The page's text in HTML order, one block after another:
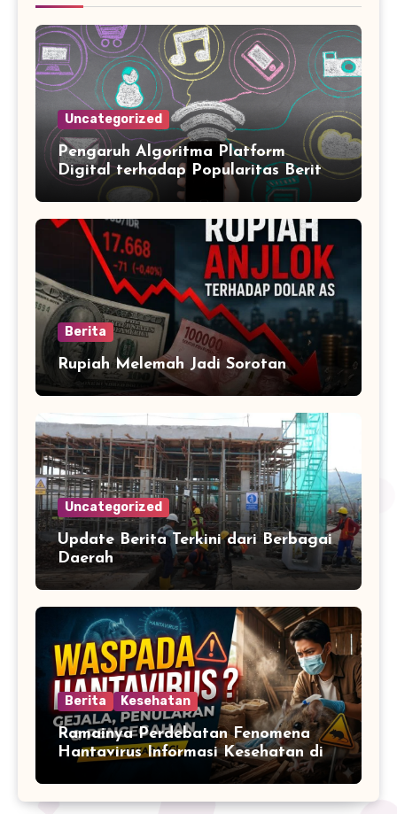
Uncategorized
Pengaruh Algoritma Platform
Digital terhadap Popularitas Berita
Trending Harian
Berita
Rupiah Melemah Jadi Sorotan
Uncategorized
Update Berita Terkini dari Berbagai
Daerah
Berita Kesehatan
Ramainya Perdebatan Fenomena
Hantavirus Informasi Kesehatan di